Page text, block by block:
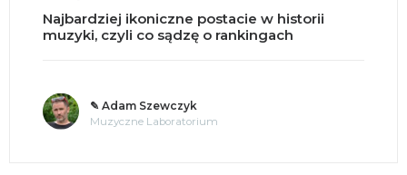
ikoniczne postacie w historii
czyli co sądzę o rankingach
✎ Adam Szewczyk
Muzyczne Laboratorium